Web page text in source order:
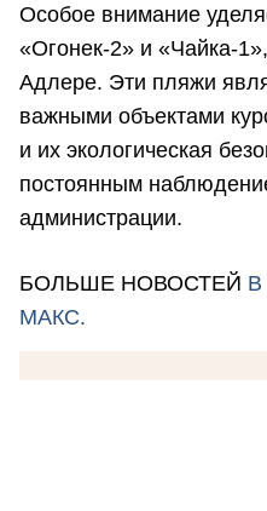
Особое внимание
«Огонек-2» и «Чайка-
Адлере. Эти пляжи
важными объектами
и их экологическая
постоянным
администрации.
БОЛЬШЕ НОВОСТЕЙ
МАКС.